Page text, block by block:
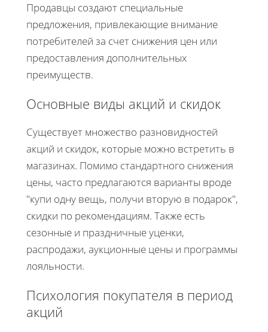
Продавцы создают специальные
предложения, привлекающие внимание
потребителей за счет снижения цен или
предоставления дополнительных
преимуществ.
Основные виды акций и скидок
Существует множество разновидностей
акций и скидок, которые можно встретить в
магазинах. Помимо стандартного снижения
цены, часто предлагаются варианты вроде
"купи одну вещь, получи вторую в подарок",
скидки по рекомендациям. Также есть
сезонные и праздничные уценки,
распродажи, аукционные цены и программы
лояльности.
Психология покупателя в период
акций